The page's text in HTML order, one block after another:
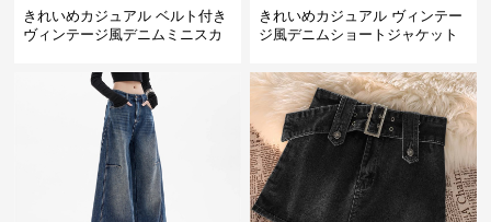
きれいめカジュアル ベルト付き
ヴィンテージ風デニムミニスカ
きれいめカジュアル ヴィンテー
ジ風デニムショートジャケット